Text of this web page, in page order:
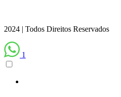
2024 | Todos Direitos Reservados
1